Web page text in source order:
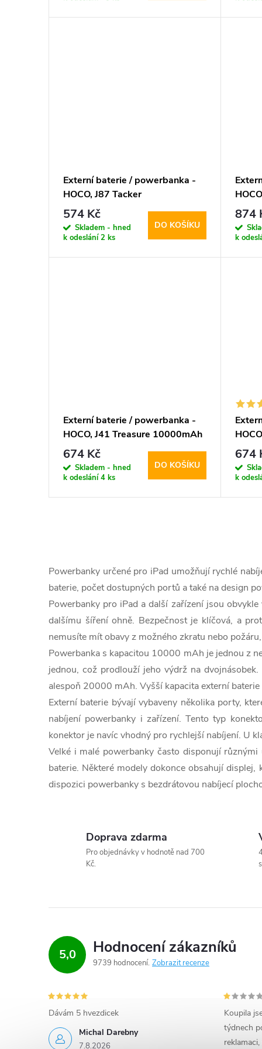
t
d
Externí baterie / powerbanka -
HOCO, J87 Tacker
PD20W+QC3.0 10000mAh
Black
574 Kč
Skladem - hned
k odeslání2 ks
DO KOŠÍKU
Black
874
k
Externí baterie / powerbanka -
HOCO, J41 Treasure 10000mAh
White
674 Kč
Skladem - hned
k odeslání4 ks
DO KOŠÍKU
Black
674
k
v
l
á
d
a
c
í
p
r
v
i
s
u
Powerbanky určené pro iPad umožňují rychlé
baterie, počet dostupných portů a také na design
Powerbanky pro iPad a další zařízení jsou
dalšímu šíření ohně. Bezpečnost je klíčová, a
nemusíte mít obavy z možného zkratu nebo
Powerbanka s kapacitou 10000 mAh je jednou z
jednou, což prodlouží jeho výdrž na
alespoň 20000 mAh. Vyšší kapacita externí
Externí baterie bývají vybaveny několika porty,
nabíjení powerbanky i zařízení. Tento typ
konektor je navíc vhodný pro rychlejší nabíjení. U
Velké i malé powerbanky často disponují
baterie. Některé modely dokonce obsahují
dispozici powerbanky s bezdrátovou nabíjecí
Doprava zdarma
Pro objednávky v hodnotě nad 700
Kč.
5,0 Hodnocení zákazníků
9739 hodnocení Zobrazit recenze
Michal Darebny
7.8.2026
Dávám 5 hvezdicek
Koupila
týdnech